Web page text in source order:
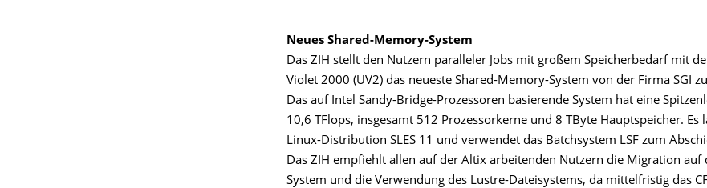
Neues Shared-Memory-System
Das ZIH stellt den Nutzern paralleler Jobs mit großem Speicherbedarf mit
Violet 2000 (UV2) das neueste Shared-Memory-System von der Firma SGI
Das auf Intel Sandy-Bridge-Prozessoren basierende System hat eine
10,6 TFlops, insgesamt 512 Prozessorkerne und 8 TByte Hauptspeicher. Es
Linux-Distribution SLES 11 und verwendet das Batchsystem LSF zum
Das ZIH empfiehlt allen auf der Altix arbeitenden Nutzern die Migration auf
System und die Verwendung des Lustre-Dateisystems, da mittelfristig das